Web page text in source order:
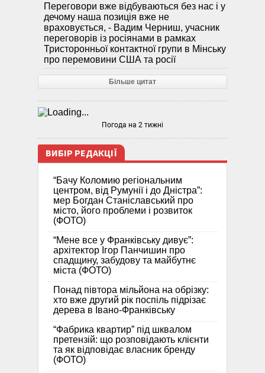
Переговори вже відбуваються без нас і у
дечому наша позиція вже не
враховується, - Вадим Черниш, учасник
переговорів із росіянами в рамках
Тристоронньої контактної групи в Мінську
про перемовини США та росії
Більше цитат
Погода на 2 тижні
ВИБІР РЕДАКЦІЇ
“Бачу Коломию регіональним
центром, від Румунії і до Дністра”:
мер Богдан Станіславський про
місто, його проблеми і розвиток
(ФОТО)
“Мене все у Франківську дивує”:
архітектор Ігор Панчишин про
спадщину, забудову та майбутнє
міста (ФОТО)
Понад півтора мільйона на обрізку:
хто вже другий рік поспіль підрізає
дерева в Івано-Франківську
“Фабрика квартир” під шквалом
претензій: що розповідають клієнти
та як відповідає власник бренду
(ФОТО)